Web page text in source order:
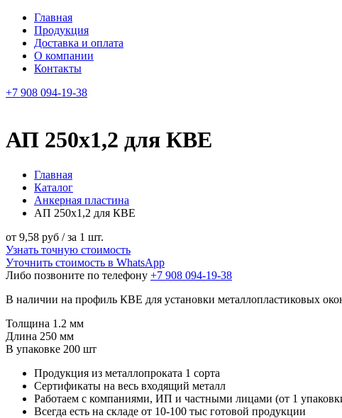
Главная
Продукция
Доставка и оплата
О компании
Контакты
+7 908 094-19-38
АП 250х1,2 для КВЕ
Главная
Каталог
Анкерная пластина
АП 250х1,2 для КВЕ
от 9,58 руб / за 1 шт.
Узнать точную стоимость
Уточнить стоимость в WhatsApp
Либо позвоните по телефону +7 908 094-19-38
В наличии на профиль КВЕ для установки металлопластиковых
Толщина 1.2 мм
Длина 250 мм
В упаковке 200 шт
Продукция из металлопроката 1 сорта
Сертификаты на весь входящий металл
Работаем с компаниями, ИП и частными лицами (от 1
Всегда есть на складе от 10-100 тыс готовой продукции